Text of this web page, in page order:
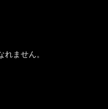
ません。